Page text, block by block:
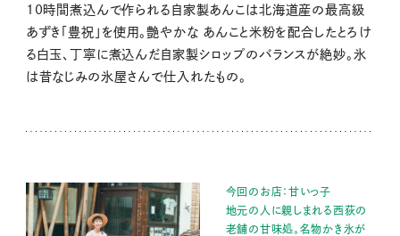
10時間煮込んで作られる自家製あんこは北海道産の最高級
あずき「豊祝」を使用。艶やかな あんこと米粉を配合したとろけ
る白玉、丁寧に煮込んだ自家製シロップのバランスが絶妙。氷
は昔なじみの氷屋さんで仕入れたもの。
今回のお店：甘いっ子
地元の人に親しまれる西荻の
老舗の甘味処。名物かき氷が